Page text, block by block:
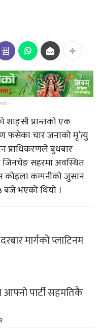
-
शाङ्सी प्रान्तको एक
फसेका चार जनाको मृ’त्यु
प्राधिकरणले बुधबार
जिनचेङ सहरमा अवस्थित
कम्पनीको जुसान
बजे भएको थियो ।
मार्गको प्लाटिनम
आफ्नो पार्टी सहमतिकै